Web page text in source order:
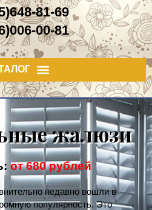
81-69
00-81
жалюзи
от 680 рублей
недавно вошли в
популярность. Это